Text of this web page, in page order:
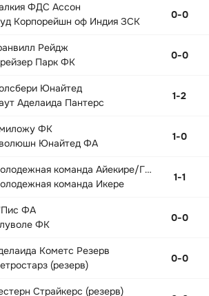
ФДС Ассон
Корпорейшн оф Индия ЗСК
0-0
Рейдж
Парк ФК
0-0
Юнайтед
Аделаида Пантерс
1-2
ФК
Юнайтед ФА
1-0
Молодежная команда Айекире/Гбоньин
команда Икере
1-1
ФА
ФК
0-0
Кометс Резерв
(резерв)
0-0
Страйкерс (резерв)